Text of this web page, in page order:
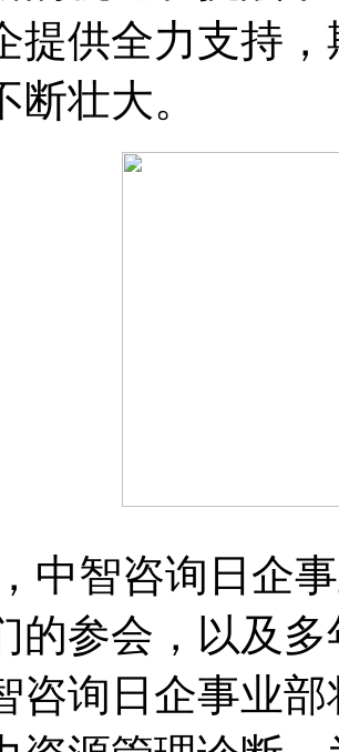
提供全力支持
断壮大。
中智咨询日企
的参会，以及
咨询日企事业